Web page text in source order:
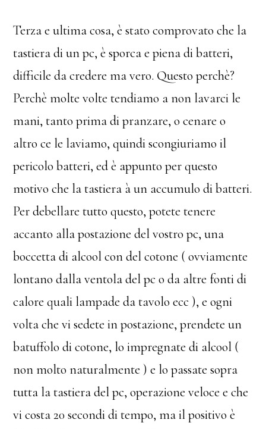
Terza e ultima cosa, è stato comprovato che la
tastiera di un pc, è sporca e piena di batteri,
difficile da credere ma vero. Questo perchè?
Perchè molte volte tendiamo a non lavarci le
mani, tanto prima di pranzare, o cenare o
altro ce le laviamo, quindi scongiuriamo il
pericolo batteri, ed è appunto per questo
motivo che la tastiera à un accumulo di batteri.
Per debellare tutto questo, potete tenere
accanto alla postazione del vostro pc, una
boccetta di alcool con del cotone ( ovviamente
lontano dalla ventola del pc o da altre fonti di
calore quali lampade da tavolo ecc ), e ogni
volta che vi sedete in postazione, prendete un
batuffolo di cotone, lo impregnate di alcool (
non molto naturalmente ) e lo passate sopra
tutta la tastiera del pc, operazione veloce e che
vi costa 20 secondi di tempo, ma il positivo è